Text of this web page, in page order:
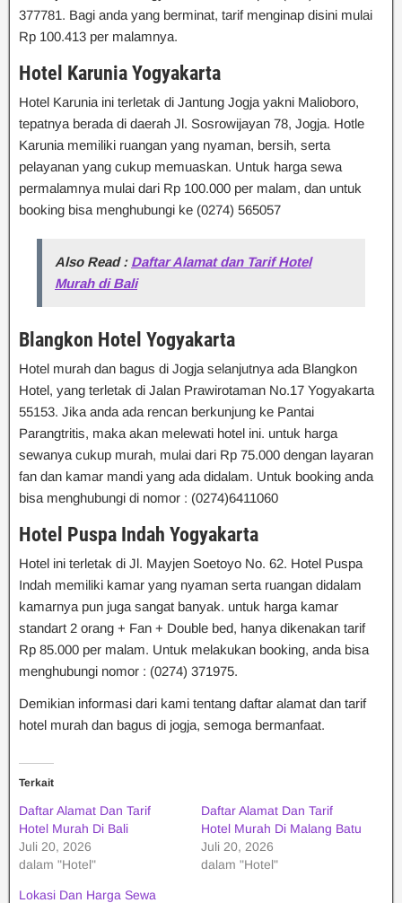
377781. Bagi anda yang berminat, tarif menginap disini mulai
Rp 100.413 per malamnya.
Hotel Karunia Yogyakarta
Hotel Karunia ini terletak di Jantung Jogja yakni Malioboro,
tepatnya berada di daerah Jl. Sosrowijayan 78, Jogja. Hotle
Karunia memiliki ruangan yang nyaman, bersih, serta
pelayanan yang cukup memuaskan. Untuk harga sewa
permalamnya mulai dari Rp 100.000 per malam, dan untuk
booking bisa menghubungi ke (0274) 565057
Also Read : Daftar Alamat dan Tarif Hotel
Murah di Bali
Blangkon Hotel Yogyakarta
Hotel murah dan bagus di Jogja selanjutnya ada Blangkon
Hotel, yang terletak di Jalan Prawirotaman No.17 Yogyakarta
55153. Jika anda ada rencan berkunjung ke Pantai
Parangtritis, maka akan melewati hotel ini. untuk harga
sewanya cukup murah, mulai dari Rp 75.000 dengan layaran
fan dan kamar mandi yang ada didalam. Untuk booking anda
bisa menghubungi di nomor : (0274)6411060
Hotel Puspa Indah Yogyakarta
Hotel ini terletak di Jl. Mayjen Soetoyo No. 62. Hotel Puspa
Indah memiliki kamar yang nyaman serta ruangan didalam
kamarnya pun juga sangat banyak. untuk harga kamar
standart 2 orang + Fan + Double bed, hanya dikenakan tarif
Rp 85.000 per malam. Untuk melakukan booking, anda bisa
menghubungi nomor : (0274) 371975.
Demikian informasi dari kami tentang daftar alamat dan tarif
hotel murah dan bagus di jogja, semoga bermanfaat.
Terkait
Daftar Alamat Dan Tarif
Hotel Murah Di Bali
Juli 20, 2026
dalam "Hotel"
Daftar Alamat Dan Tarif
Hotel Murah Di Malang Batu
Juli 20, 2026
dalam "Hotel"
Lokasi Dan Harga Sewa